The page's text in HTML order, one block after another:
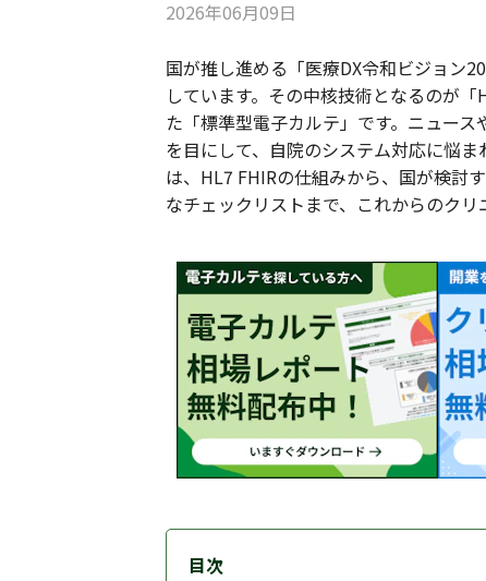
2026年06月09日
国が推し進める「医療DX令和ビジョン
しています。その中核技術となるのが
た「標準型電子カルテ」です。ニュー
を目にして、自院のシステム対応に悩
は、HL7 FHIRの仕組みから、国が検討
なチェックリストまで、これからのクリ
目次